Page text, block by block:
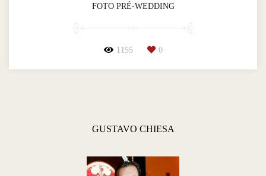
FOTO PRÉ-WEDDING
1155 0
GUSTAVO CHIESA